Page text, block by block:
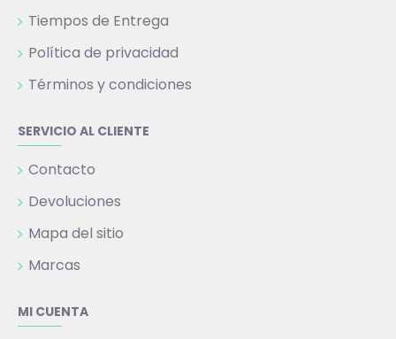
Tiempos de Entrega
Política de privacidad
Términos y condiciones
SERVICIO AL CLIENTE
Contacto
Devoluciones
Mapa del sitio
Marcas
MI CUENTA